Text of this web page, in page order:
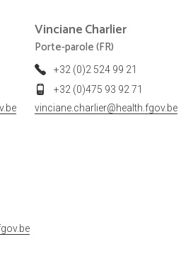
VincianeCharlier
Porte-parole (FR)
+32 (0)2 524 99 21
+32 (0)475 93 92 71
vinciane.charlier@health.fgov.be